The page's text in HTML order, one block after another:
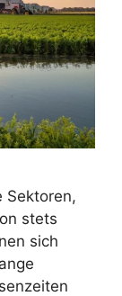
Sektoren,
stets
sich